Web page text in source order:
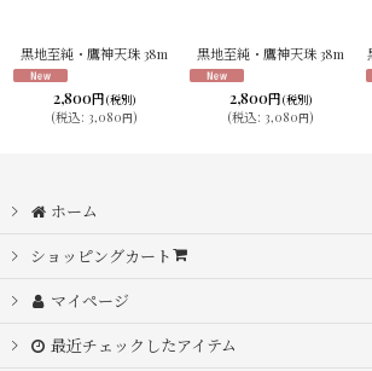
黒地至純・鷹神天珠 38m
2,800円(税別)
(税込: 3,080円)
黒地至純・鷹神天珠 38m
2,800円(税別)
(税込: 3,080円)
ホーム
ショッピングカート
マイページ
最近チェックしたアイテム